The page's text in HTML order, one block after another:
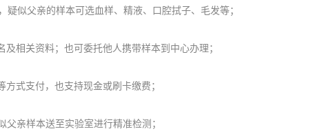
似父亲的样本可选血样、精液、口腔拭子、毛发等；
关资料；也可委托他人携带样本到中心办理；
式支付，也支持现金或刷卡缴费；
亲样本送至实验室进行精准检测；